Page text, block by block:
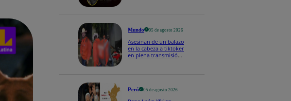
Mundo 05 de agosto 2026
Asesinan de un balazo
en la cabeza a tiktoker
en plena transmisión
Perú 05 de agosto 2026